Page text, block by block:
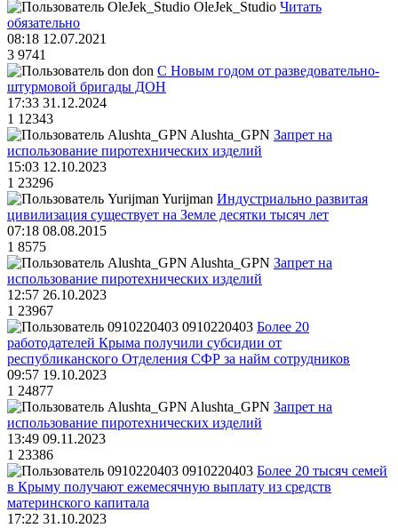
OleJek_Studio Читать
обязательно
08:18 12.07.2021
3 9741
don С Новым годом от разведовательно-
штурмовой бригады ДОН
17:33 31.12.2024
1 12343
Alushta_GPN Запрет на
использование пиротехнических изделий
15:03 12.10.2023
1 23296
Yurijman Индустриально развитая
цивилизация существует на Земле десятки тысяч лет
07:18 08.08.2015
1 8575
Alushta_GPN Запрет на
использование пиротехнических изделий
12:57 26.10.2023
1 23967
0910220403 Более 20
работодателей Крыма получили субсидии от
республиканского Отделения СФР за найм сотрудников
09:57 19.10.2023
1 24877
Alushta_GPN Запрет на
использование пиротехнических изделий
13:49 09.11.2023
1 23386
0910220403 Более 20 тысяч семей
в Крыму получают ежемесячную выплату из средств
материнского капитала
17:22 31.10.2023